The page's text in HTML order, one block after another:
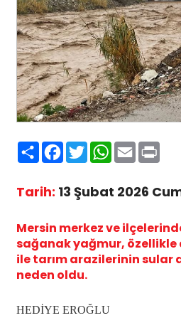
PaylaşFacebook
TwitterWhatsApp
EmailPrint
Tarih: 13 Şubat 2026
Mersin merkez ve
sağanak yağmur, özellikle
ile tarım arazilerinin sular
neden oldu.
HEDİYE EROĞLU